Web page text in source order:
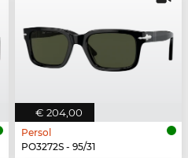
€ 204,00
Persol
PO3272S - 95/31